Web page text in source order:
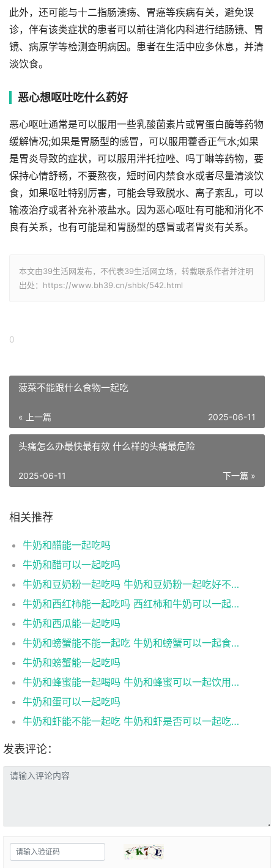
此外，还可能与十二指肠溃疡、胃癌等疾病有关，避免误
诊，伴有该类症状的患者可以前往消化内科进行结肠镜、胃
镜、病原学等检测查明病因。患者在生活中应多休息，并清
淡饮食。
恶心想呕吐吃什么药好
恶心呕吐通常是可以服用一些乳酸菌素片或胃蛋白酶等药物
缓解情况;如果是胃肠型的感冒，可以服用藿香正气水;如果
是胃炎导致的症状，可以服用泮托拉唑、吗丁啉等药物，要
保持心情舒畅，不要熬夜，短时间内禁食水或者尽量清淡饮
食，如果呕吐特别厉害，可能会导致脱水、离子紊乱，可以
输液治疗或者补充补液盐水。因为恶心呕吐有可能和消化不
良有关系，也有可能是和胃肠型的感冒或者胃炎有关系。
本文由39生活网发布，不代表39生活网立场，转载联系作者并注明
出处：https://www.bh39.cn/shbk/542.html
0
菠菜不能跟什么食物一起吃
« 上一篇 2025-06-11
头痛怎么办最快最有效 什么样的头痛最危险
下一篇 »
2025-06-11
相关推荐
牛奶和醋能一起吃吗
牛奶和醋可以一起吃吗
牛奶和豆奶粉一起吃吗 牛奶和豆奶粉一起吃好不好
牛奶和西红柿能一起吃吗 西红柿和牛奶可以一起吃吗
牛奶和西瓜能一起吃吗
牛奶和螃蟹能不能一起吃 牛奶和螃蟹可以一起食用吗
牛奶和螃蟹能一起吃吗
牛奶和蜂蜜能一起喝吗 牛奶和蜂蜜可以一起饮用吗
牛奶和蛋可以一起吃吗
牛奶和虾能不能一起吃 牛奶和虾是否可以一起吃呢
发表评论：